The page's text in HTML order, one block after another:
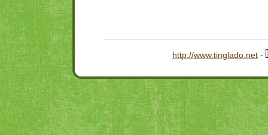
http://www.tinglado.net -